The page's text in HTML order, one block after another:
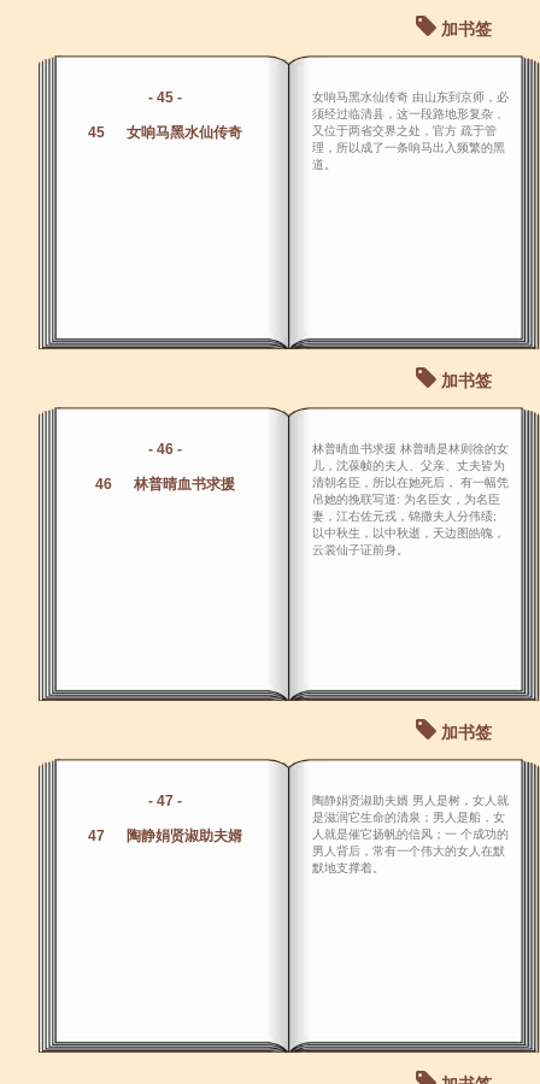
加书签
- 45 -
45 女响马黑水仙传奇
女响马黑水仙传奇 由山东到京师，必
须经过临清县，这一段路地形复杂，
又位于两省交界之处，官方 疏于管
理，所以成了一条响马出入频繁的黑
道。
加书签
- 46 -
46 林普晴血书求援
林普晴血书求援 林普晴是林则徐的女
儿，沈葆帧的夫人、父亲、丈夫皆为
清朝名臣，所以在她死后， 有一幅凭
吊她的挽联写道: 为名臣女，为名臣
妻，江右佐元戎，锦撒夫人分伟绩;
以中秋生，以中秋逝，天边图皓魄，
云裳仙子证前身。
加书签
- 47 -
47 陶静娟贤淑助夫婿
陶静娟贤淑助夫婿 男人是树，女人就
是滋润它生命的清泉；男人是船，女
人就是催它扬帆的信风；一 个成功的
男人背后，常有一个伟大的女人在默
默地支撑着。